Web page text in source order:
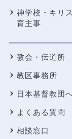
神学校・キリ
育主事
教会・伝道所
教区事務所
日本基督教団
よくある質問
相談窓口